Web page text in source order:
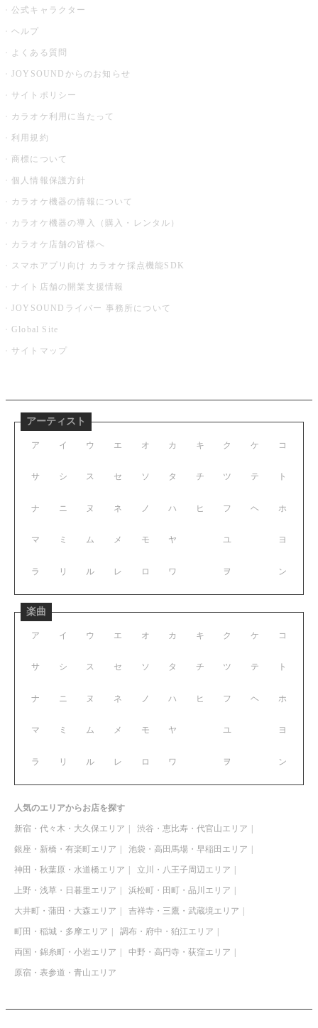
公式キャラクター
ヘルプ
よくある質問
JOYSOUNDからのお知らせ
サイトポリシー
カラオケ利用に当たって
利用規約
商標について
個人情報保護方針
カラオケ機器の情報について
カラオケ機器の導入（購入・レンタル）
カラオケ店舗の皆様へ
スマホアプリ向け カラオケ採点機能SDK
ナイト店舗の開業支援情報
JOYSOUNDライバー 事務所について
Global Site
サイトマップ
アーティスト
ア イ ウ エ オ
サ シ ス セ ソ
ナ ニ ヌ ネ ノ
マ ミ ム メ モ
ラ リ ル レ ロ
カ キ ク ケ コ
タ チ ツ テ ト
ハ ヒ フ ヘ ホ
ヤ ユ ヨ
ワ ヲ ン
楽曲
ア イ ウ エ オ
サ シ ス セ ソ
ナ ニ ヌ ネ ノ
マ ミ ム メ モ
ラ リ ル レ ロ
カ キ ク ケ コ
タ チ ツ テ ト
ハ ヒ フ ヘ ホ
ヤ ユ ヨ
ワ ヲ ン
人気のエリアからお店を探す
新宿・代々木・大久保エリア 渋谷・恵比寿・代官山エリア
銀座・新橋・有楽町エリア 池袋・高田馬場・早稲田エリア
神田・秋葉原・水道橋エリア 立川・八王子周辺エリア
上野・浅草・日暮里エリア 浜松町・田町・品川エリア
大井町・蒲田・大森エリア 吉祥寺・三鷹・武蔵境エリア
町田・稲城・多摩エリア 調布・府中・狛江エリア
両国・錦糸町・小岩エリア 中野・高円寺・荻窪エリア
原宿・表参道・青山エリア